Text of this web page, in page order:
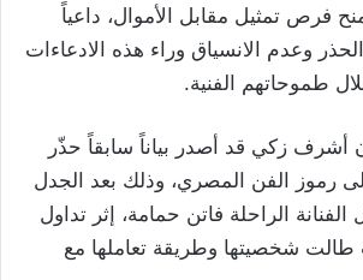
فرص تمثيل مقابل الأموال، داعياً
وعدم الانسياق وراء هذه الادعاءات
طموحاتهم الفنية.
أشرف زكي قد أصدر بياناً سابقاً حذّر
رموز الفن المصري، وذلك بعد الجدل
الفنانة الراحلة فاتن حمامة، إثر تداول
طالت شخصيتها وطريقة تعاملها مع